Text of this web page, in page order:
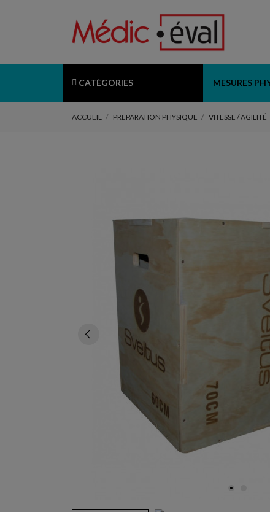
CATÉGORIES MESURES
ACCUEIL PREPARATION PHYSIQUE VITESSE / AGILITÉ